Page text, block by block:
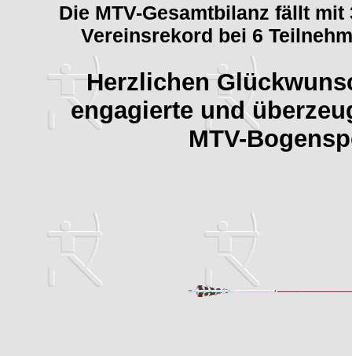
Die MTV-Gesamtbilanz fällt
Vereinsrekord bei 6
Herzlichen
engagierte und
MTV-